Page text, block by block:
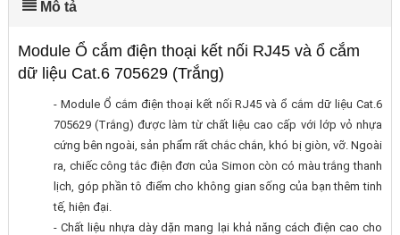
Mô tả
Module Ổ cắm điện thoại kết nối RJ45 và ổ cắm
dữ liệu Cat.6 705629 (Trắng)
- Module Ổ cắm điện thoại kết nối RJ45 và ổ cắm dữ liệu Cat.6
705629 (Trắng) được làm từ chất liệu cao cấp với lớp vỏ nhựa
cứng bên ngoài, sản phẩm rất chắc chắn, khó bị giòn, vỡ. Ngoài
ra, chiếc công tắc điện đơn của Simon còn có màu trắng thanh
lịch, góp phần tô điểm cho không gian sống của bạn thêm tinh
tế, hiện đại.
- Chất liệu nhựa dày dặn mang lại khả năng cách điện cao cho